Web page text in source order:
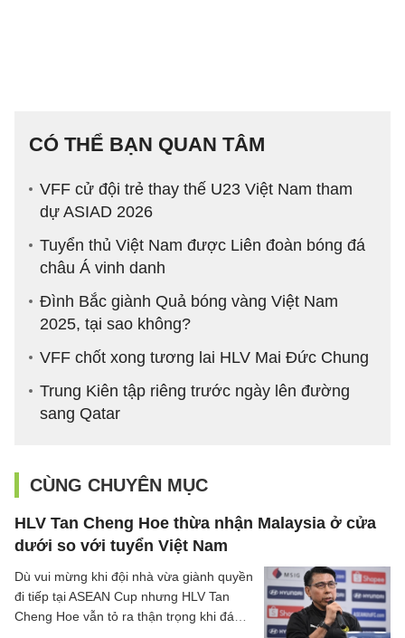
CÓ THỂ BẠN QUAN TÂM
VFF cử đội trẻ thay thế U23 Việt Nam tham
dự ASIAD 2026
Tuyển thủ Việt Nam được Liên đoàn bóng đá
châu Á vinh danh
Đình Bắc giành Quả bóng vàng Việt Nam
2025, tại sao không?
VFF chốt xong tương lai HLV Mai Đức Chung
Trung Kiên tập riêng trước ngày lên đường
sang Qatar
CÙNG CHUYÊN MỤC
HLV Tan Cheng Hoe thừa nhận Malaysia ở cửa
dưới so với tuyển Việt Nam
Dù vui mừng khi đội nhà vừa giành quyền
đi tiếp tại ASEAN Cup nhưng HLV Tan
Cheng Hoe vẫn tỏ ra thận trọng khi đánh